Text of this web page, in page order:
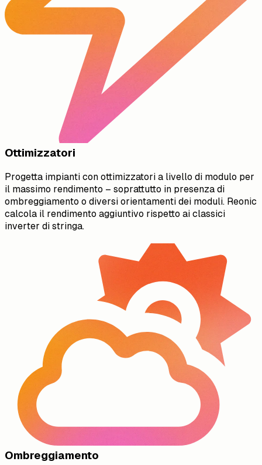
Ottimizzatori
Progetta impianti con ottimizzatori a livello di modulo per
il massimo rendimento – soprattutto in presenza di
ombreggiamento o diversi orientamenti dei moduli. Reonic
calcola il rendimento aggiuntivo rispetto ai classici
inverter di stringa.
Ombreggiamento